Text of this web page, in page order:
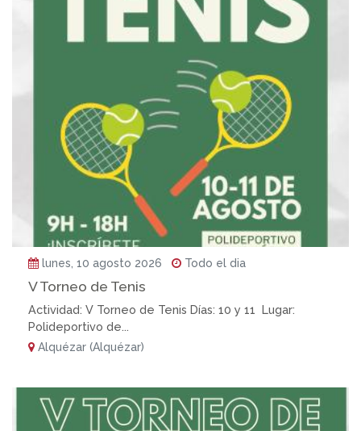
lunes, 10 agosto 2026 Todo el dia
V Torneo de Tenis
Actividad: V Torneo de Tenis Días: 10 y 11 Lugar:
Polideportivo de...
Alquézar (Alquézar)